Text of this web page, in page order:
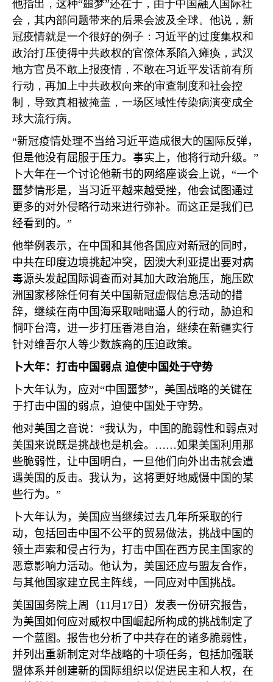
他指出，这种“噩梦”还在于，由于中国融入国际社
会，其内部问题带来的后果会波及全球。他说，新
冠疫情就是一个很好的例子：习近平的过度集权和
政治打压使得中共政权的官僚体系陷入瘫痪，武汉
地方官员不敢上报疫情，不敢在习近平发话前有所
行动，再加上中共政权向来的审查制度和社会控
制，导致真相被掩盖，一场区域性传染病演变成全
球大流行病。
“新冠疫情处理不当给习近平造成很大的国际反弹，
但是他没有屈服于压力。事实上，他将行动升级。”
卜大年在一个讨论他新书的网络座谈会上说，“一个
噩梦情形是，当习近平越来越受挫，他会试图通过
更多的对外侵略行动来进行弥补。而这正是我们已
经看到的。”
他举例表示，在中国和其他各国应对新冠的同时，
中共在印度边境挑起冲突，因澳大利亚提出要对病
毒源头发起国际调查而对其加大政治施压，施压欧
洲国家移除任何有关中国新冠虚假信息活动的措
辞，继续在南中国海采取咄咄逼人的行动，胁迫和
恫吓台湾，进一步打压香港自治，继续在新疆实行
针对维吾尔人等少数族裔的压迫政策。
卜大年：打击中国弱点 迫使中国处于守势
卜大年认为，应对“中国噩梦”，美国战略的关键在
于打击中国的弱点，迫使中国处于守势。
他对美国之音说：“我认为，中国的脆弱性和弱点对
美国来说既是挑战也是机会。……如果美国利用那
些脆弱性，让中国明白，一旦他们向外出击就会遭
遇美国的反击。我认为，这将更好地威慑中国的某
些行为。”
卜大年认为，美国应当继续过去几年所采取的行
动，包括回击中国不公平的贸易做法，挑战中国的
领土声索和侵占行为，打击中国在西方民主国家的
恶意影响力活动。他认为，美国还应与盟友合作，
与其他国家建立民主阵线，一同应对中国挑战。
美国国务院上周（11月 17 日）发表一份研究报告，
为美国如何应对威权中国崛起所构成的挑战制定了
一个蓝图。报告也分析了中共存在的诸多脆弱性，
并列出重新制定对华战略的十项任务，包括加强联
盟体系并创建新的国际组织以促进民主和人权，在